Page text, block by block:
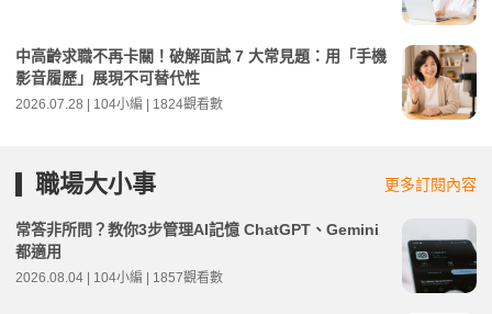
中高齡求職不再卡關！破解面試 7 大常見題：用「手機
影音履歷」展現不可替代性
2026.07.28 | 104小編 | 1824觀看數
職場大小事 更多訂閱內容
常答非所問？教你3步管理AI記憶 ChatGPT、Gemini
都適用
2026.08.04 | 104小編 | 1857觀看數